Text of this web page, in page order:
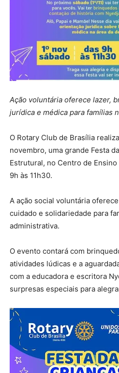
Ação voluntária oferece lazer,
jurídica e médica para famílias
O Rotary Club de Brasília
novembro, uma grande Festa
Estrutural, no Centro de Ensino
9h às 11h30.
A ação social voluntária
cuidado e solidariedade para
administrativa.
O evento contará com
atividades lúdicas e a
com a educadora e escritora
surpresas especiais para